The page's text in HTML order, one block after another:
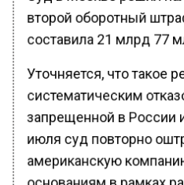
второй оборотный
составила 21 млрд 77
Уточняется, что такое
систематическим
запрещенной в России
июля суд повторно
американскую
основаниям в рамках